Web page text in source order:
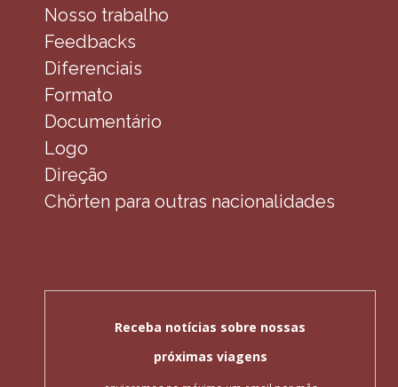
Nosso trabalho
Feedbacks
Diferenciais
Formato
Documentário
Logo
Direção
Chörten para outras nacionalidades